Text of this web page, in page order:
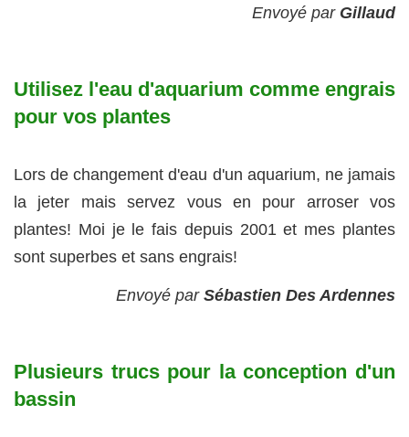
Envoyé par Gillaud
Utilisez l'eau d'aquarium comme engrais
pour vos plantes
Lors de changement d'eau d'un aquarium, ne jamais
la jeter mais servez vous en pour arroser vos
plantes! Moi je le fais depuis 2001 et mes plantes
sont superbes et sans engrais!
Envoyé par Sébastien Des Ardennes
Plusieurs trucs pour la conception d'un
bassin